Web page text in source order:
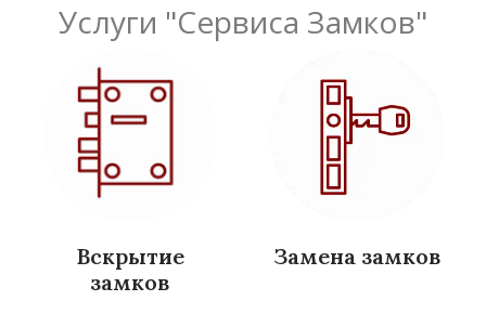
Услуги "Сервиса Замков"
Вскрытие
замков
Замена замков